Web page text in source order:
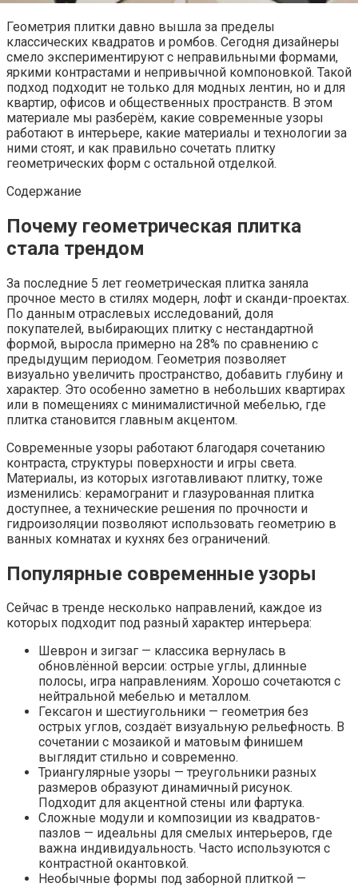
Геометрия плитки давно вышла за пределы
классических квадратов и ромбов. Сегодня дизайнеры
смело экспериментируют с неправильными формами,
яркими контрастами и непривычной компоновкой. Такой
подход подходит не только для модных лентин, но и для
квартир, офисов и общественных пространств. В этом
материале мы разберём, какие современные узоры
работают в интерьере, какие материалы и технологии за
ними стоят, и как правильно сочетать плитку
геометрических форм с остальной отделкой.
Содержание
Почему геометрическая плитка
стала трендом
За последние 5 лет геометрическая плитка заняла
прочное место в стилях модерн, лофт и сканди-проектах.
По данным отраслевых исследований, доля
покупателей, выбирающих плитку с нестандартной
формой, выросла примерно на 28% по сравнению с
предыдущим периодом. Геометрия позволяет
визуально увеличить пространство, добавить глубину и
характер. Это особенно заметно в небольших квартирах
или в помещениях с минималистичной мебелью, где
плитка становится главным акцентом.
Современные узоры работают благодаря сочетанию
контраста, структуры поверхности и игры света.
Материалы, из которых изготавливают плитку, тоже
изменились: керамогранит и глазурованная плитка
доступнее, а технические решения по прочности и
гидроизоляции позволяют использовать геометрию в
ванных комнатах и кухнях без ограничений.
Популярные современные узоры
Сейчас в тренде несколько направлений, каждое из
которых подходит под разный характер интерьера:
Шеврон и зигзаг — классика вернулась в
обновлённой версии: острые углы, длинные
полосы, игра направлениям. Хорошо сочетаются с
нейтральной мебелью и металлом.
Гексагон и шестиугольники — геометрия без
острых углов, создаёт визуальную рельефность. В
сочетании с мозаикой и матовым финишем
выглядит стильно и современно.
Триангулярные узоры — треугольники разных
размеров образуют динамичный рисунок.
Подходит для акцентной стены или фартука.
Сложные модули и композиции из квадратов-
пазлов — идеальны для смелых интерьеров, где
важна индивидуальность. Часто используются с
контрастной окантовкой.
Необычные формы под заборной плиткой —